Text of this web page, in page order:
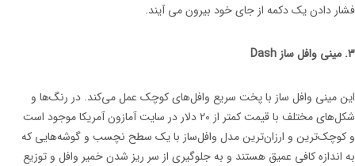
فشار دادن یک دکمه از جای خود بیرون می آیند.
3. مینی وافل ساز Dash
این مینی وافل ساز با پخت سریع وافل‌های کوچک عمل می‌کند. در رنگ‌ها و
شکل‌های مختلف با قیمت کمتر از 20 دلار در سایت آمازون آمریکا موجود است
و کوچک‌ترین و ارزان‌ترین مدل وافل‌ساز با یک سطح نچسب و گوشه‌هایی که
به اندازه کافی عمیق هستند و به جلوگیری از سر ریز شدن خمیر وافل و توزیع